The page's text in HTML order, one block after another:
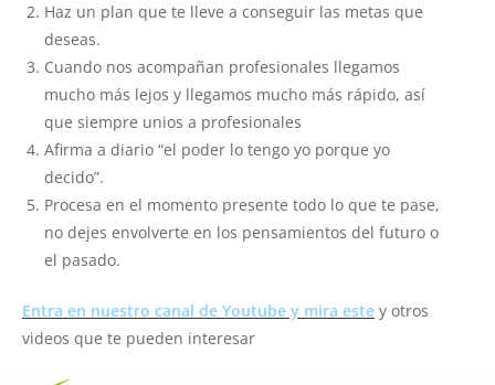
Haz un plan que te lleve a conseguir las metas que
deseas.
Cuando nos acompañan profesionales llegamos
mucho más lejos y llegamos mucho más rápido, así
que siempre unios a profesionales
Afirma a diario “el poder lo tengo yo porque yo
decido”.
Procesa en el momento presente todo lo que te pase,
no dejes envolverte en los pensamientos del futuro o
el pasado.
Entra en nuestro canal de Youtube y mira este y otros
videos que te pueden interesar